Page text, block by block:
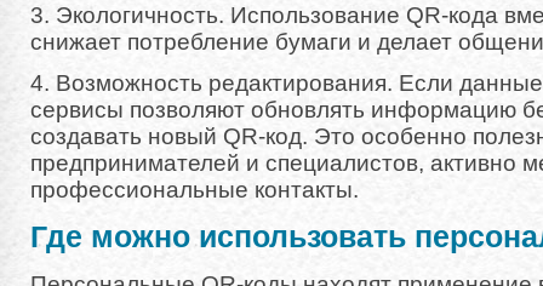
3. Экологичность. Использование QR-кода
снижает потребление бумаги и делает
4. Возможность редактирования. Если
сервисы позволяют обновлять информацию
создавать новый QR-код. Это особенно
предпринимателей и специалистов, активно
профессиональные контакты.
Где можно использовать